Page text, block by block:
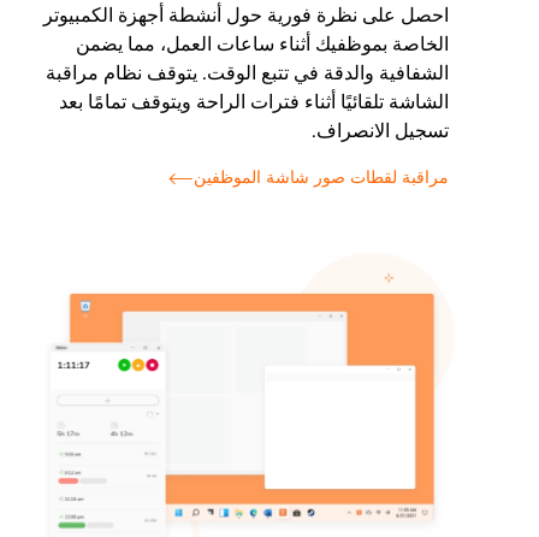
احصل على نظرة فورية حول أنشطة أجهزة الكمبيوتر
الخاصة بموظفيك أثناء ساعات العمل، مما يضمن
الشفافية والدقة في تتبع الوقت. يتوقف نظام مراقبة
الشاشة تلقائيًا أثناء فترات الراحة ويتوقف تمامًا بعد
تسجيل الانصراف.
مراقبة لقطات صور شاشة الموظفين